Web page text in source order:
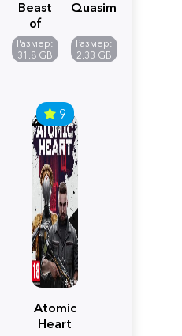
Beast
of
Reincarnation
Размер:
31.8 GB
Quasimorph
Размер:
2.33 GB
9
Atomic
Heart